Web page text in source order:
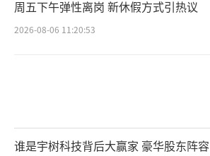
周五下午弹性离岗 新休假方式引热议
2026-08-06 11:20:53
谁是宇树科技背后大赢家 豪华股东阵容